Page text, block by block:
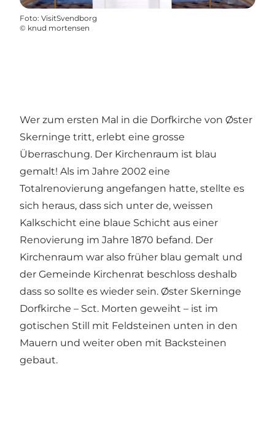
Foto: VisitSvendborg
© knud mortensen
Wer zum ersten Mal in die Dorfkirche von Øster
Skerninge tritt, erlebt eine grosse
Überraschung. Der Kirchenraum ist blau
gemalt! Als im Jahre 2002 eine
Totalrenovierung angefangen hatte, stellte es
sich heraus, dass sich unter de, weissen
Kalkschicht eine blaue Schicht aus einer
Renovierung im Jahre 1870 befand. Der
Kirchenraum war also früher blau gemalt und
der Gemeinde Kirchenrat beschloss deshalb
dass so sollte es wieder sein. Øster Skerninge
Dorfkirche – Sct. Morten geweiht – ist im
gotischen Still mit Feldsteinen unten in den
Mauern und weiter oben mit Backsteinen
gebaut.